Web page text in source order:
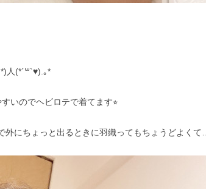
人(*´꒳`♥).｡*
いのでヘビロテで着てます⭐︎
にちょっと出るときに羽織ってもちょうどよくて…